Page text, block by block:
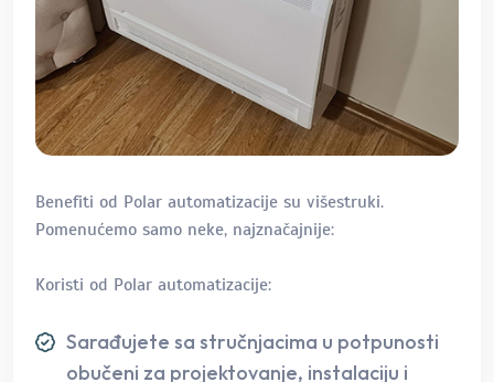
Benefiti od Polar automatizacije su višestruki.
Pomenućemo samo neke, najznačajnije:
Koristi od Polar automatizacije:
Sarađujete sa stručnjacima u potpunosti
obučeni za projektovanje, instalaciju i